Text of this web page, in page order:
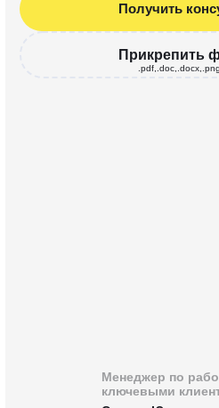
Менеджер по
ключевыми
Получить
Прикрепить